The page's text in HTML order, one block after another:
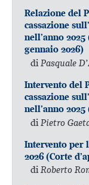
Relazione del
cassazione
nell’anno
gennaio 2026)
diPasquale
Intervento del
cassazione
nell’anno
di Pietro
Intervento per
2026 (Corte
diRoberto